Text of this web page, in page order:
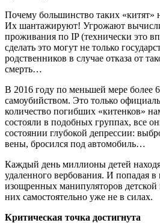
Почему большинство таких «китят»
Их шантажируют! Угрожают
проживания по IP (технически это
сделать это могут не только
родственников в случае отказа от
смерть…
В 2016 году по меньшей мере более
самоубийством. Это только
количество погибших «китенков»
состояли в подобных группах, все
состоянии глубокой депрессии:
вены, бросился под автомобиль…
Каждый день миллионы детей
удаленного вербования. И попадая
изощренных манипуляторов детской
них самостоятельно уже не в силах.
Критическая точка достигнута